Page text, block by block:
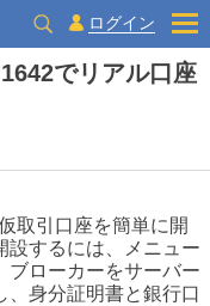
ログイン
でリアル口座
取引口座を簡単に開
設するには、メニュー
ブローカーをサーバー
、身分証明書と銀行口